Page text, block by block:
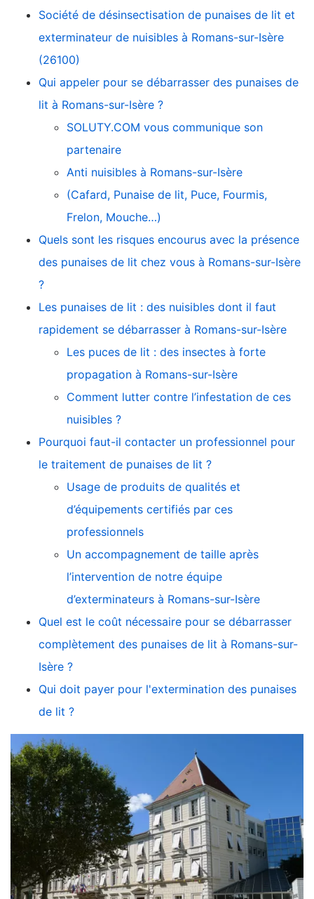
Société de désinsectisation de punaises de lit et
exterminateur de nuisibles à Romans-sur-Isère
(26100)
Qui appeler pour se débarrasser des punaises de
lit à Romans-sur-Isère ?
SOLUTY.COM vous communique son
partenaire
Anti nuisibles à Romans-sur-Isère
(Cafard, Punaise de lit, Puce, Fourmis,
Frelon, Mouche…)
Quels sont les risques encourus avec la présence
des punaises de lit chez vous à Romans-sur-Isère
?
Les punaises de lit : des nuisibles dont il faut
rapidement se débarrasser à Romans-sur-Isère
Les puces de lit : des insectes à forte
propagation à Romans-sur-Isère
Comment lutter contre l’infestation de ces
nuisibles ?
Pourquoi faut-il contacter un professionnel pour
le traitement de punaises de lit ?
Usage de produits de qualités et
d’équipements certifiés par ces
professionnels
Un accompagnement de taille après
l’intervention de notre équipe
d’exterminateurs à Romans-sur-Isère
Quel est le coût nécessaire pour se débarrasser
complètement des punaises de lit à Romans-sur-
Isère ?
Qui doit payer pour l'extermination des punaises
de lit ?